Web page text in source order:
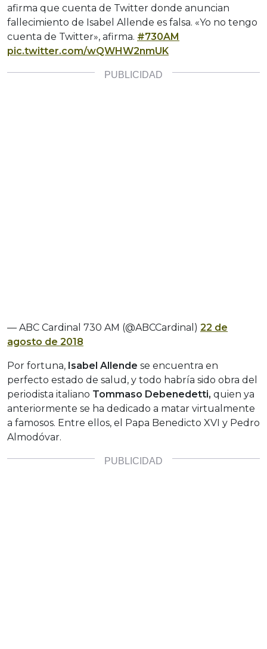
afirma que cuenta de Twitter donde anuncian
fallecimiento de Isabel Allende es falsa. «Yo no tengo
cuenta de Twitter», afirma. #730AM
pic.twitter.com/wQWHW2nmUK
— ABC Cardinal 730 AM (@ABCCardinal) 22 de
agosto de 2018
Por fortuna, Isabel Allende se encuentra en
perfecto estado de salud, y todo habría sido obra del
periodista italiano Tommaso Debenedetti, quien ya
anteriormente se ha dedicado a matar virtualmente
a famosos. Entre ellos, el Papa Benedicto XVI y Pedro
Almodóvar.